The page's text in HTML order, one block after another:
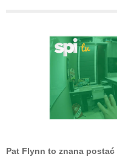
Pat Flynn to znana